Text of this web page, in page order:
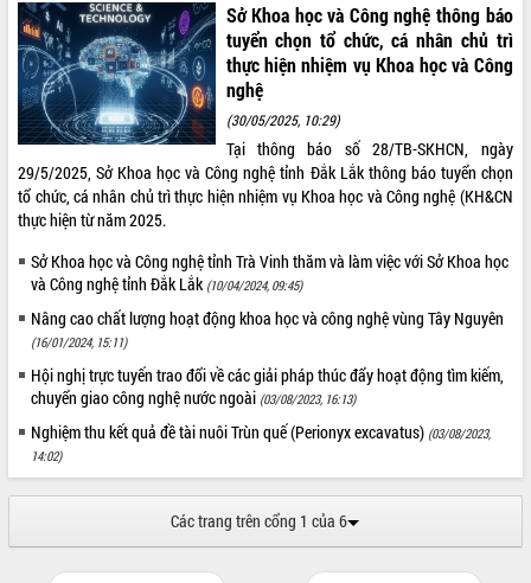
VIDEO
Khám bệnh, cấp phát thuốc miễn phí
và tặng quà người dân xã Cư Pui
Hội nghị UBND tỉnh Đắk Lắk thường kỳ
Lễ truy tặng danh hiệu “Bà Mẹ Việt
Nam Anh hùng” và trao Huân chương
Lao động
UBND tỉnh Đắk Lắk triển khai nhiệm
vụ 6 tháng cuối năm 2026
Kỳ họp thứ Hai, Hội đồng nhân dân
tỉnh khóa XI quyết nghị nhiều nội dung
quan trọng
ALBUM ẢNH
Sở Khoa học và Công nghệ thông báo
tuyển chọn tổ chức, cá nhân chủ trì
thực hiện nhiệm vụ Khoa học và Công
nghệ
(30/05/2025, 10:29)
Tại thông báo số 28/TB-SKHCN, ngày
29/5/2025, Sở Khoa học và Công nghệ tỉnh Đắk Lắk thông báo tuyển chọn
tổ chức, cá nhân chủ trì thực hiện nhiệm vụ Khoa học và Công nghệ (KH&CN
thực hiện từ năm 2025.
Sở Khoa học và Công nghệ tỉnh Trà Vinh thăm và làm việc với Sở Khoa học
và Công nghệ tỉnh Đắk Lắk (10/04/2024, 09:45)
Nâng cao chất lượng hoạt động khoa học và công nghệ vùng Tây Nguyên
(16/01/2024, 15:11)
Hội nghị trực tuyến trao đổi về các giải pháp thúc đẩy hoạt động tìm kiếm,
chuyển giao công nghệ nước ngoài (03/08/2023, 16:13)
Nghiệm thu kết quả đề tài nuôi Trùn quế (Perionyx excavatus) (03/08/2023,
14:02)
Các trang trên cổng 1 của 6